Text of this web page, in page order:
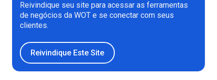
Reivindique seu site para acessar as ferramentas
de negócios da WOT e se conectar com seus
clientes.
Reivindique Este Site